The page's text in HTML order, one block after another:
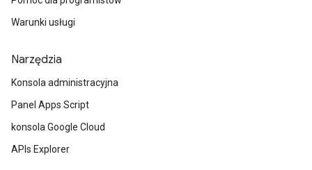
Warunki usługi
Narzędzia
Konsola administracyjna
Panel Apps Script
konsola Google Cloud
APIs Explorer